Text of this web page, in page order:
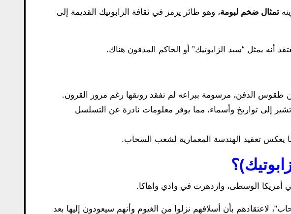
تمثال ضخم لبومة، وهو طائر يرمز في ثقافة الزابوتيك القديمة إلى
أنه يمثل “سيد الزابوتيك” أو الحاكم المدفون هناك.
طقوس الدفن، مرسومة ببراعة لم تفقد رونقها رغم مرور القرون.
إلى تواريخ وأسماء، مما يوفر معلومات نادرة عن التسلسل
يعكس تعقيد الهندسة المعمارية لشعب السحاب.
الوسطى، وازدهرت في وادي واهاكا.
لاعتقادهم بأن أسلافهم نزلوا من الغيوم وأنهم سيعودون إليها بعد